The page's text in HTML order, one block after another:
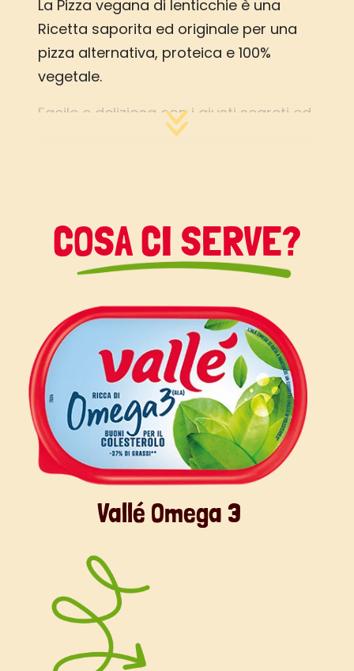
La Pizza vegana di lenticchie è una
Ricetta saporita ed originale per una
pizza alternativa, proteica e 100%
vegetale.
Facile e deliziosa con i giusti segreti ed
ingredienti, tra cui Vallé Omega 3,
naturalmente ricca di Omega3 (ALA)
buoni per il cuore,cliccando qui
COSA CI SERVE?
Vallé Omega 3